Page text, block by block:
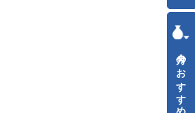
今月のおすすめ